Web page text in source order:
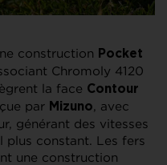
construction Pocket
Chromoly 4120
la face Contour
par Mizuno, avec
générant des vitesses
plus constant. Les fers
une construction